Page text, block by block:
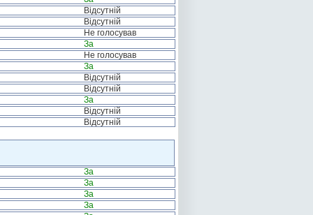
Відсутній
Відсутній
Не голосував
За
Не голосував
За
Відсутній
Відсутній
За
Відсутній
Відсутній
За
За
За
За